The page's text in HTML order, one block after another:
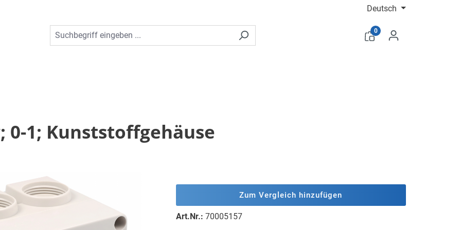
Deutsch
0
0-1; Kunststoffgehäuse
Zum Vergleich hinzufügen
Art.Nr.: 70005157